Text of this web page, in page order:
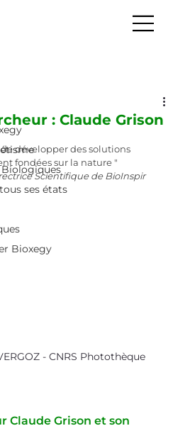
Biologiques
ses états
Bioxegy
: Claude Grison
développer des solutions
fondées sur la nature "
Scientifique de BioInspir
- CNRS Photothèque
Claude Grison et son